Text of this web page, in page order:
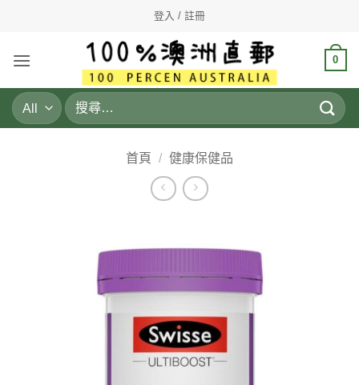
登入 / 註冊
0
搜
尋
首頁 / 健康保健品